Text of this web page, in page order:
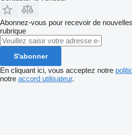
Abonnez-vous pour recevoir de
rubrique
S'abonner
En cliquant ici, vous acceptez notre
notre accord utilisateur.